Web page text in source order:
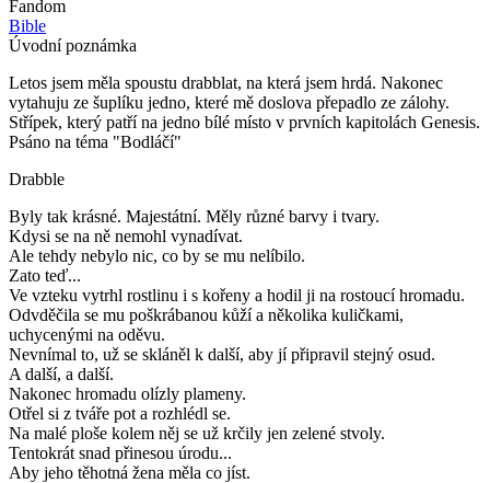
Fandom
Bible
Úvodní poznámka
Letos jsem měla spoustu drabblat, na která jsem hrdá. Nakonec
vytahuju ze šuplíku jedno, které mě doslova přepadlo ze zálohy.
Střípek, který patří na jedno bílé místo v prvních kapitolách Genesis.
Psáno na téma "Bodláčí"
Drabble
Byly tak krásné. Majestátní. Měly různé barvy i tvary.
Kdysi se na ně nemohl vynadívat.
Ale tehdy nebylo nic, co by se mu nelíbilo.
Zato teď...
Ve vzteku vytrhl rostlinu i s kořeny a hodil ji na rostoucí hromadu.
Odvděčila se mu poškrábanou kůží a několika kuličkami,
uchycenými na oděvu.
Nevnímal to, už se skláněl k další, aby jí připravil stejný osud.
A další, a další.
Nakonec hromadu olízly plameny.
Otřel si z tváře pot a rozhlédl se.
Na malé ploše kolem něj se už krčily jen zelené stvoly.
Tentokrát snad přinesou úrodu...
Aby jeho těhotná žena měla co jíst.